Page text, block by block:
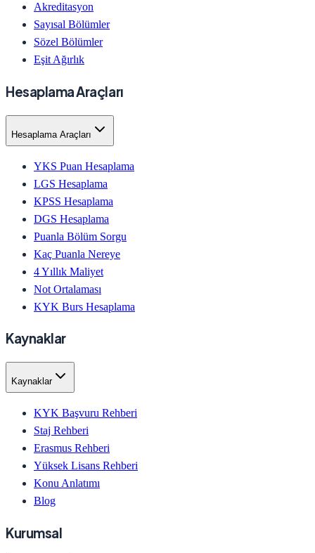
Akreditasyon
Sayısal Bölümler
Sözel Bölümler
Eşit Ağırlık
Hesaplama Araçları
Hesaplama Araçları
YKS Puan Hesaplama
LGS Hesaplama
KPSS Hesaplama
DGS Hesaplama
Puanla Bölüm Sorgu
Kaç Puanla Nereye
4 Yıllık Maliyet
Not Ortalaması
KYK Burs Hesaplama
Kaynaklar
Kaynaklar
KYK Başvuru Rehberi
Staj Rehberi
Erasmus Rehberi
Yüksek Lisans Rehberi
Konu Anlatımı
Blog
Kurumsal